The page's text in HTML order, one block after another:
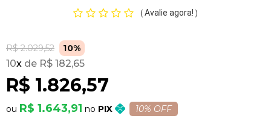
( Avalie agora! )
R$ 2.029,52 10%
R$ 1.826,57
10x R$ 182,65
R$ 1.643,91 PIX 10% OFF
Pulseiras
Piercing